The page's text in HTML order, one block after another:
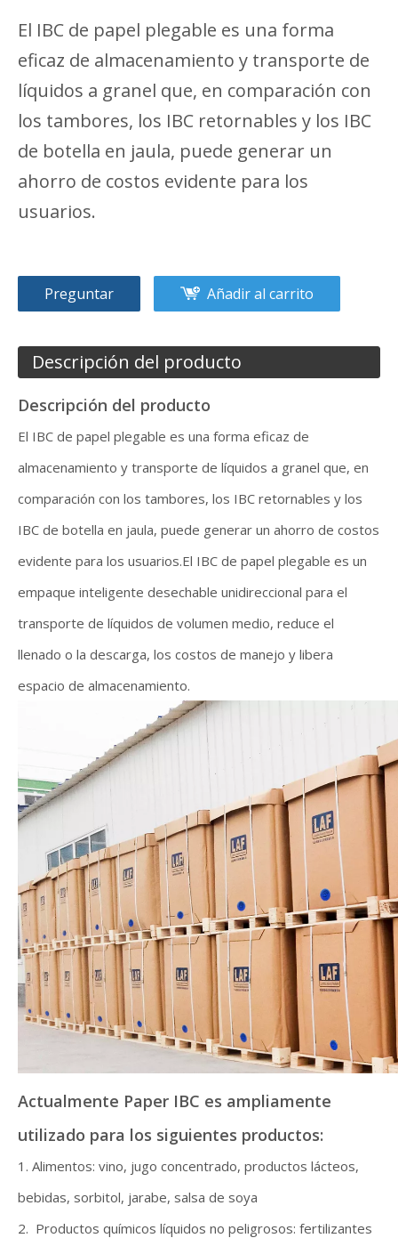
El IBC de papel plegable es una forma
eficaz de almacenamiento y transporte de
líquidos a granel que, en comparación con
los tambores, los IBC retornables y los IBC
de botella en jaula, puede generar un
ahorro de costos evidente para los
usuarios.
Preguntar Añadir al carrito
Descripción del producto
Descripción del producto
El IBC de papel plegable es una forma eficaz de
almacenamiento y transporte de líquidos a granel que, en
comparación con los tambores, los IBC retornables y los
IBC de botella en jaula, puede generar un ahorro de costos
evidente para los usuarios.El IBC de papel plegable es un
empaque inteligente desechable unidireccional para el
transporte de líquidos de volumen medio, reduce el
llenado o la descarga, los costos de manejo y libera
espacio de almacenamiento.
Actualmente Paper IBC es ampliamente
utilizado para los siguientes productos:
1. Alimentos: vino, jugo concentrado, productos lácteos,
bebidas, sorbitol, jarabe, salsa de soya
2. Productos químicos líquidos no peligrosos: fertilizantes